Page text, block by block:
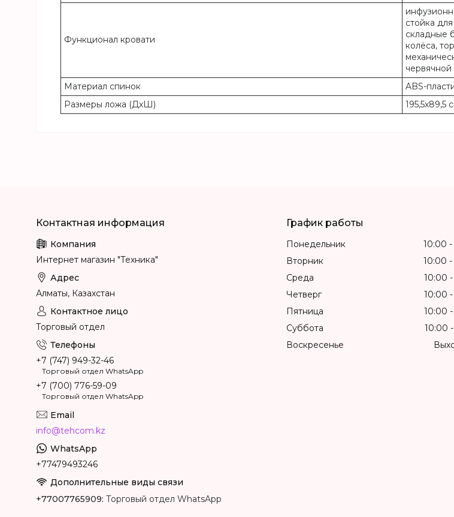
Функционал кровати
стойка
складные
колёса,
Материал спинок
ABS-
Размеры ложа (ДхШ)
195,5х89,5
Интернет магазин "Техника"
Алматы, Казахстан
Торговый отдел
+7 (747) 949-32-46
Торговый отдел WhatsApp
+7 (700) 776-59-09
Торговый отдел WhatsApp
info@tehcom.kz
+77479493246
+77007765909 Торговый отдел WhatsApp
График работы
Понедельник 10:00
Вторник
10:00
Среда
10:00
Четверг
10:00
Пятница
10:00
Суббота
10:00
Воскресенье